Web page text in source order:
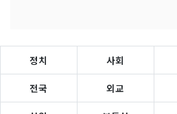
정치 사회
전국 외교